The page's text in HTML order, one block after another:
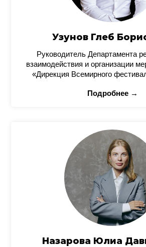
Узунов Глеб
Руководитель Департамента
взаимодействия и организации
«Дирекция Всемирного
Подробнее →
Назарова Юлиа